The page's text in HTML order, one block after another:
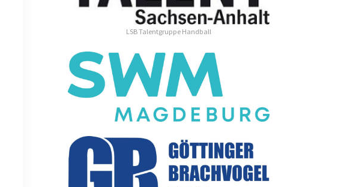
LSB Talentgruppe Handball